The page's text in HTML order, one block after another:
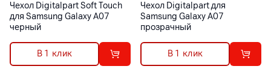
Чехол Digitalpart Soft Touch
для Samsung Galaxy A07
черный
В 1 клик
Чехол Digitalpart для
Samsung Galaxy A07
прозрачный
В 1 клик